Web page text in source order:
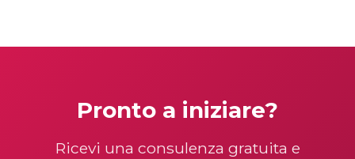
Pronto a iniziare?
Ricevi una consulenza gratuita e